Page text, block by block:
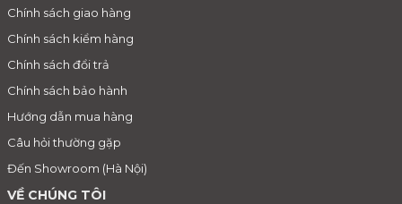
Chính sách giao hàng
Chính sách kiểm hàng
Chính sách đổi trả
Chính sách bảo hành
Hướng dẫn mua hàng
Câu hỏi thường gặp
Đến Showroom (Hà Nội)
VỀ CHÚNG TÔI